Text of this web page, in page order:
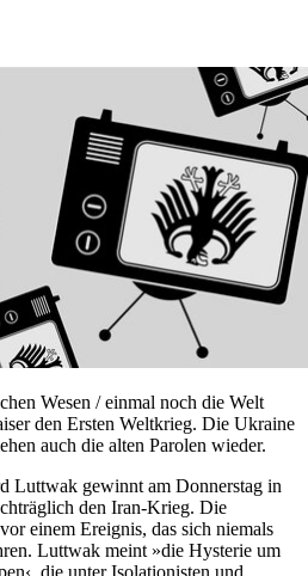
Wesen / einmal noch die Welt
den Ersten Weltkrieg. Die Ukraine
auch die alten Parolen wieder.
Luttwak gewinnt am Donnerstag in
den Iran-Krieg. Die
einem Ereignis, das sich niemals
Luttwak meint »die Hysterie um
die unter Isolationisten und